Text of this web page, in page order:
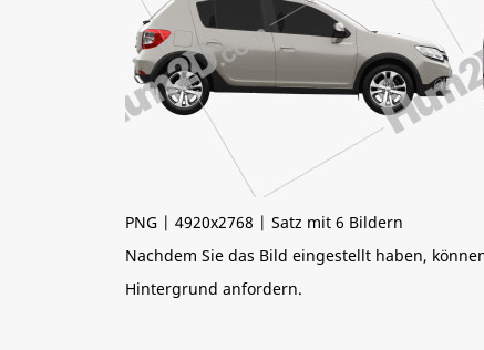
PNG | 4920x2768 | Satz mit 6 Bildern
Nachdem Sie das Bild eingestellt haben,
Hintergrund anfordern.